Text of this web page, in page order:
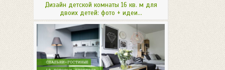
Дизайн детской комнаты 16 кв. м для
двоих детей: фото + идеи...